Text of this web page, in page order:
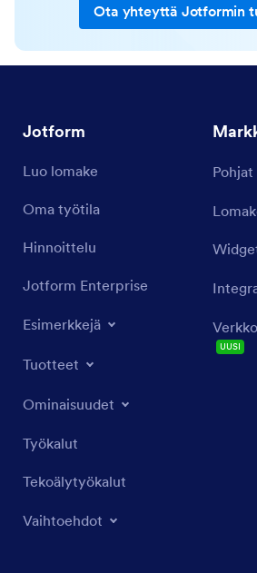
Ota yhteyttä Jotformin
Jotform
Luo lomake
Oma työtila
Hinnoittelu
Jotform Enterprise
Esimerkkejä
Tuotteet
Ominaisuudet
Työkalut
Tekoälytyökalut
Vaihtoehdot
Pohjat
UUSI